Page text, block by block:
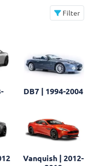
Filter
DB7 | 1994-2004
Vanquish | 2012-